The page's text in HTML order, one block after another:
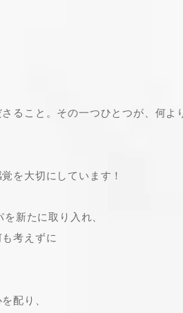
ること。その一つひとつが、何よ
を大切にしています！
新たに取り入れ、
考えずに
配り、